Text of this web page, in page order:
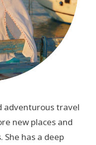
adventurous travel
new places and
has a deep